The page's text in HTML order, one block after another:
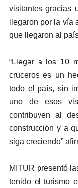
visitantes gracias
llegaron por la vía
que llegaron al
“Llegar a los 10
cruceros es un
todo el país, sin
uno de esos
contribuyen al
construcción y a
siga creciendo”
MITUR presentó
tenido el turismo